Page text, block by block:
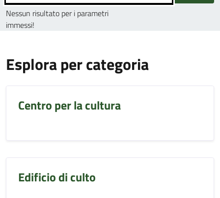
Nessun risultato per i parametri
immessi!
Esplora per categoria
Centro per la cultura
Edificio di culto